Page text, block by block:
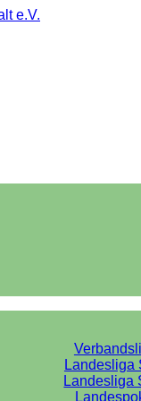
Landesliga
Landesliga